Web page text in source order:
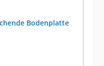
Bodenplatte